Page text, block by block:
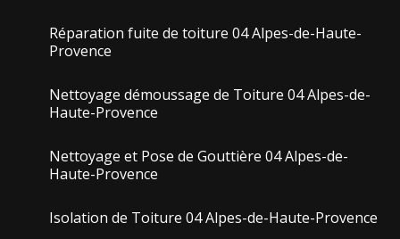
Réparation fuite de toiture 04 Alpes-de-Haute-
Provence
Nettoyage démoussage de Toiture 04 Alpes-de-
Haute-Provence
Nettoyage et Pose de Gouttière 04 Alpes-de-
Haute-Provence
Isolation de Toiture 04 Alpes-de-Haute-Provence